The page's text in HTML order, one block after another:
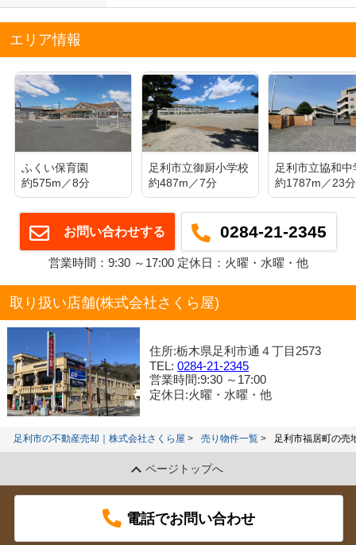
エリア情報
ふくい保育園
約575m／8分
足利市立御厨小学校
約487m／7分
足利市立協和中
約1787m／23分
お問い合わせする 0284-21-2345
営業時間：9:30 ～17:00 定休日：火曜・水曜・他
取り扱い店舗(株式会社さくら屋)
住所:栃木県足利市通４丁目2573
TEL:0284-21-2345
営業時間:9:30 ～17:00
定休日:火曜・水曜・他
足利市の不動産売却｜株式会社さくら屋 売り物件一覧 足利市福居町の売
ページトップへ
電話でお問い合わせ